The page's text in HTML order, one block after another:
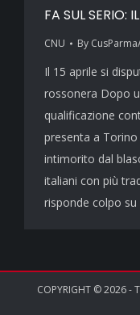
FA SUL SERIO:
CNU By
Il 15 aprile si
rossonera Dopo
qualificazione
presenta a
intimorito dal
italiani con più
risponde colpo
COPYRIGHT © 2026 -